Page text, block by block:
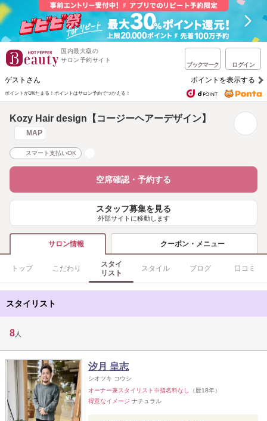
国内最大級の
サロン予約サイト
ブックマーク ログイン
ゲストさん ポイントを表示する
ポイントが1%たまる！ ポイントはサロン予約でつかえる！
Kozy Hair design【コージーヘアーデザイン】
MAP
スマート支払いOK
空席確認・予約する
スタッフ募集を見る
外部サイトに移動します
サロン情報 クーポン・メニュー
トップ こだわり
スタイ
リスト
スタイル ブログ 口コミ
スタイリスト
8 人
汐月 皇志
シオツキ コウシ
オーナー兼スタイリスト※指名料なし
（歴18年）
得意なイメージ ナチュラル